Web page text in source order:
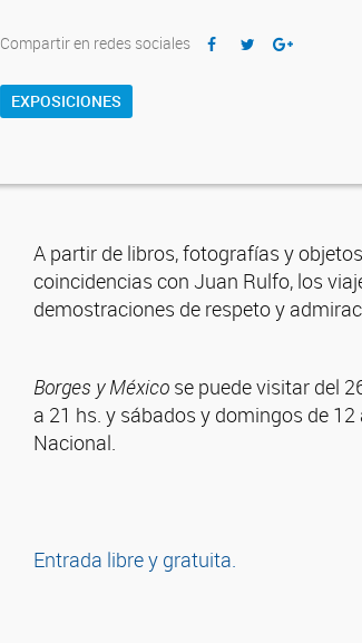
Compartir en redes sociales
EXPOSICIONES
A partir de libros, fotografías y
coincidencias con Juan Rulfo, los
demostraciones de respeto y
Borges y México se puede visitar del
a 21 hs. y sábados y domingos de
Nacional.
Entrada libre y gratuita.